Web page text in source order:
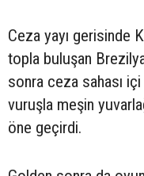
Ceza yayı gerisinde
topla buluşan
sonra ceza sahası
vuruşla meşin
öne geçirdi.